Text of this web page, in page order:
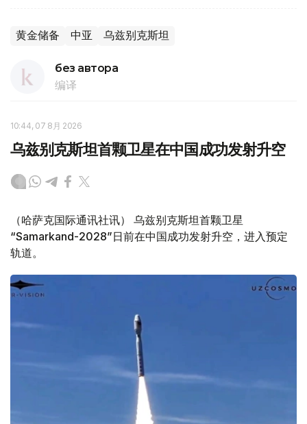
黄金储备 中亚 乌兹别克斯坦
без автора
编译
10:44, 07 8月 2026
乌兹别克斯坦首颗卫星在中国成功发射升空
（哈萨克国际通讯社讯） 乌兹别克斯坦首颗卫星
“Samarkand-2028”日前在中国成功发射升空，进入预定
轨道。